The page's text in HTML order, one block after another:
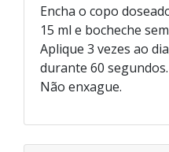
Encha o copo
15 ml e bocheche
Aplique 3 vezes ao
durante 60 segundos.
Não enxague.